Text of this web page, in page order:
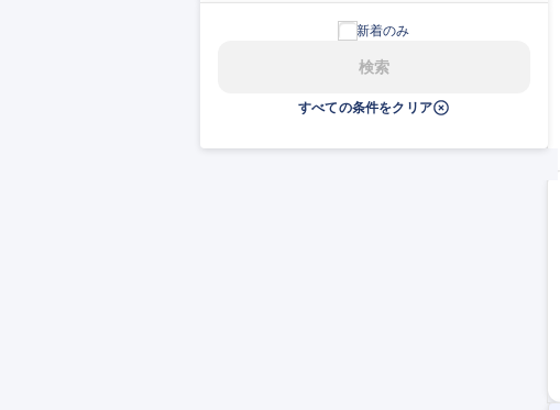
新着のみ
検索
すべての条件をクリア